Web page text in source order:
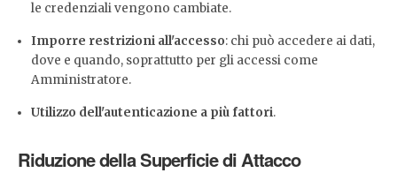
le credenziali vengono cambiate.
Imporre restrizioni all'accesso: chi può accedere ai dati,
dove e quando, soprattutto per gli accessi come
Amministratore.
Utilizzo dell'autenticazione a più fattori.
Riduzione della Superficie di Attacco